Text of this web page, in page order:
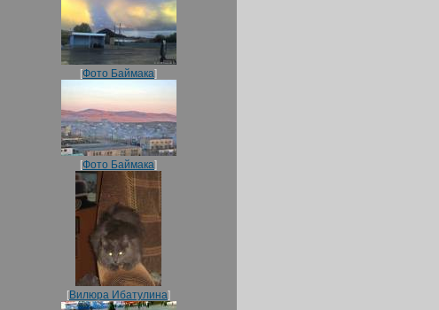
[Фото Баймака]
[Фото Баймака]
[Вилюра Ибатулина]